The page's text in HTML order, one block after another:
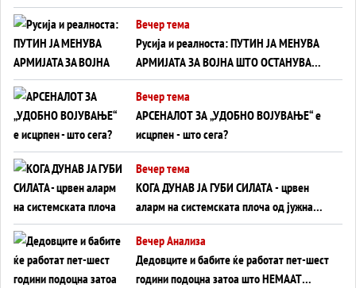
тајните на политиката на балансирање
на Вучиќ
Вечер тема
Русија и реалноста: ПУТИН ЈА МЕНУВА
АРМИЈАТА ЗА ВОЈНА ШТО ОСТАНУВА
БЕЗ ФРОНТ
Вечер тема
АРСЕНАЛОТ ЗА „УДОБНО ВОЈУВАЊЕ“ е
исцрпен - што сега?
Вечер тема
КОГА ДУНАВ ЈА ГУБИ СИЛАТА - црвен
аларм на системската плоча од јужна
Германија до Црното Море...
Вечер Анализа
Дедовците и бабите ќе работат пет-шест
години подоцна затоа што НЕМААТ